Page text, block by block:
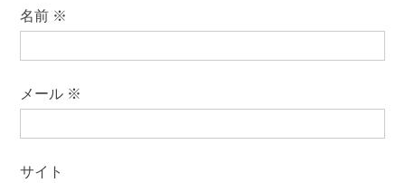
名前 ※
メール ※
サイト